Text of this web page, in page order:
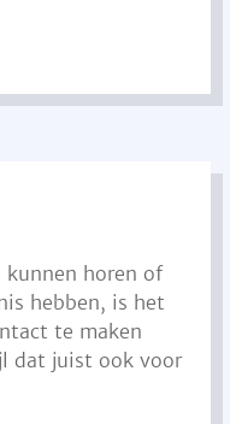
horen of
hebben, is het
te maken
dat juist ook voor